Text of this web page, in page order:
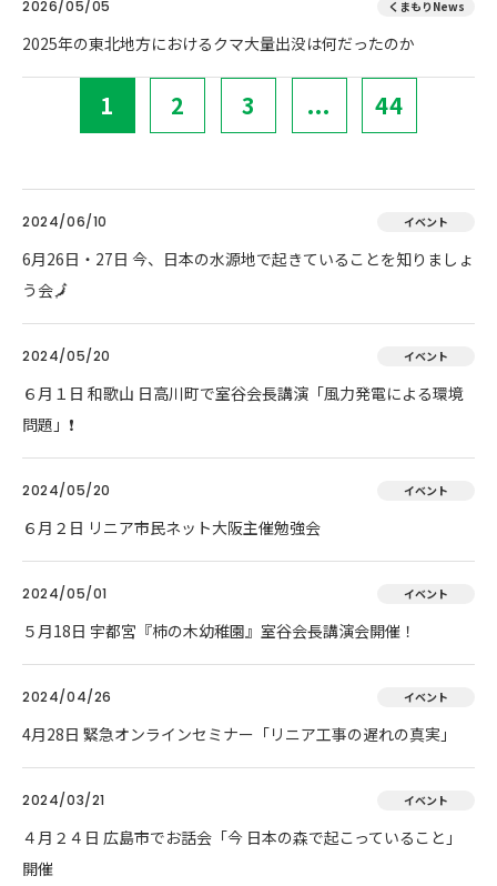
2026/05/05 くまもりNews
2025年の東北地方におけるクマ大量出没は何だったのか
1 2 3 ... 44
2024/06/10 イベント
6月26日・27日 今、日本の水源地で起きていることを知りましょ
う会🗾
2024/05/20 イベント
６月１日 和歌山 日高川町で室谷会長講演「風力発電による環境
問題」❗
2024/05/20 イベント
６月２日 リニア市民ネット大阪主催勉強会
2024/05/01 イベント
５月18日 宇都宮『柿の木幼稚園』室谷会長講演会開催！
2024/04/26 イベント
4月28日 緊急オンラインセミナー「リニア工事の遅れの真実」
2024/03/21 イベント
４月２４日 広島市でお話会「今 日本の森で起こっていること」
開催